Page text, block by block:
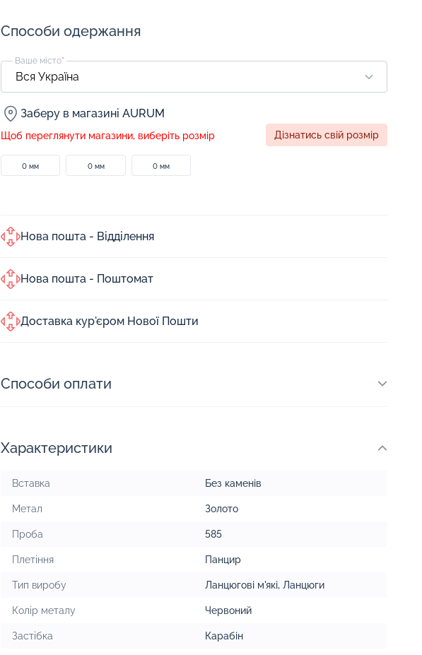
Способи одержання
Ваше місто*
Заберу в магазині AURUM
Щоб переглянути магазини, виберіть розмір Дізнатись свій розмір
0 мм 0 мм 0 мм
Нова пошта - Відділення
Нова пошта - Поштомат
Доставка кур'єром Нової Пошти
Способи оплати
Характеристики
Вставка Без каменів
Метал Золото
Проба 585
Плетіння Панцир
Тип виробу Ланцюгові м'які, Ланцюги
Колір металу Червоний
Застібка Карабін